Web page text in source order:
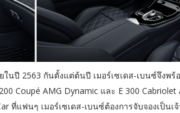
นปี 2563 กันตั้งแต่ต้นปี เมอร์เซเดส-เบนซ์จึงพ
Coupé AMG Dynamic และ E 300 Cabriolet
ที่แฟนๆ เมอร์เซเดส-เบนซ์ต้องการจับจองเป็น